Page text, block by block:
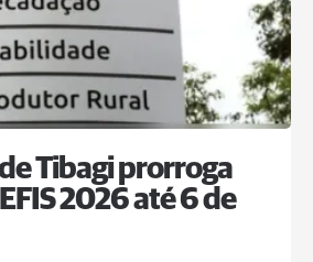
Tibagi prorroga
2026 até 6 de